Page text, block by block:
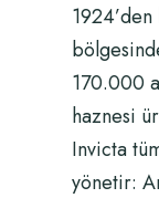
170.000
haznesi
Invicta
yönetir: